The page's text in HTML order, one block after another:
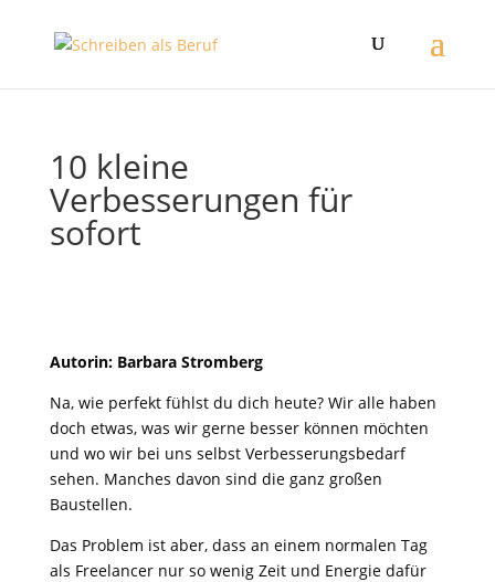
10 kleine
Verbesserungen für
sofort
​Autorin: Barbara Stromberg
Na, wie perfekt fühlst du dich heute? Wir alle haben
doch etwas, was wir gerne besser können möchten
und wo wir bei uns selbst Verbesserungsbedarf
sehen. Manches davon sind die ganz großen
Baustellen.
Das Problem ist aber, dass an einem normalen Tag
als Freelancer nur so wenig Zeit und Energie dafür